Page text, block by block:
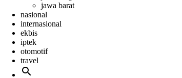
jawa barat
nasional
internasional
ekbis
iptek
otomotif
travel
search